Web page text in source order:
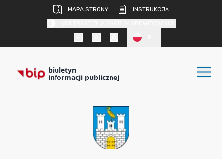
MAPA STRONY
INSTRUKCJA
biuletyn
informacji publicznej